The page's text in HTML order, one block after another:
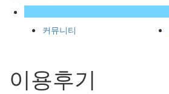
커뮤니티
이용후기